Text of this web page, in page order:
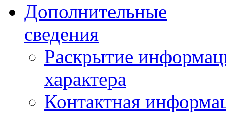
Дополнительные
сведения
Раскрытие
характера
Контактная